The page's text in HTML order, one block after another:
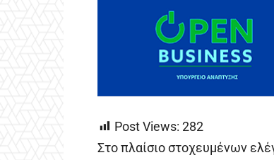
Post Views: 282
Στο πλαίσιο στοχευμένων